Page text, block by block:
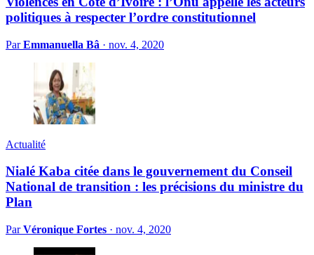
politiques à respecter l’ordre constitutionnel
ParEmmanuella Bâ · nov. 4, 2020
Actualité
Nialé Kaba citée dans le gouvernement du Conseil
National de transition : les précisions du ministre du
Plan
ParVéronique Fortes · nov. 4, 2020